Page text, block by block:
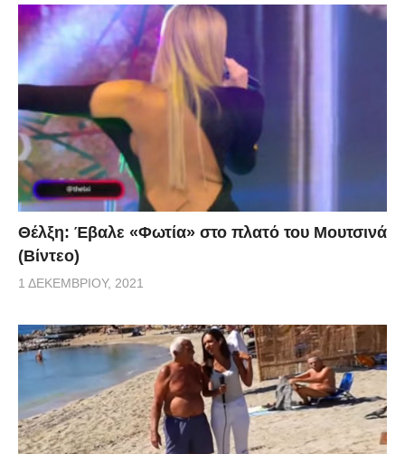
Θέλξη: Έβαλε «Φωτία» στο πλατό του Μουτσινά
(Βίντεο)
1 ΔΕΚΕΜΒΡΊΟΥ, 2021